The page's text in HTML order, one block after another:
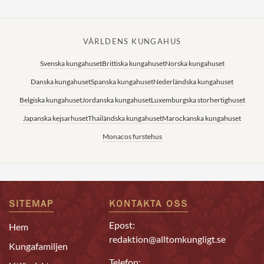
VÄRLDENS KUNGAHUS
Svenska kungahusetBrittiska kungahusetNorska kungahuset
Danska kungahusetSpanska kungahusetNederländska kungahuset
Belgiska kungahusetJordanska kungahusetLuxemburgska storhertighuset
Japanska kejsarhusetThailändska kungahusetMarockanska kungahuset
Monacos furstehus
SITEMAP
Hem
Kungafamiljen
KONTAKTA OSS
Epost:
redaktion@alltomkungligt.se